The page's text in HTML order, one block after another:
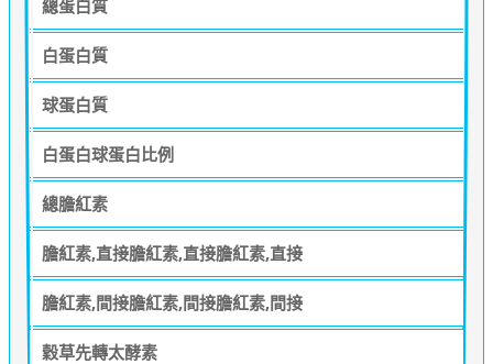
總蛋白質
白蛋白質
球蛋白質
白蛋白球蛋白比例
總膽紅素
膽紅素,直接膽紅素,直接膽紅素,直接
膽紅素,間接膽紅素,間接膽紅素,間接
穀草先轉太酵素